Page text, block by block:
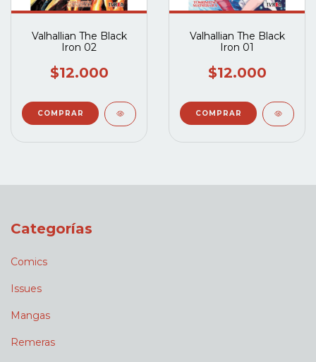
Valhallian The Black
Iron 02
$12.000
Valhallian The Black
Iron 01
$12.000
Categorías
Comics
Issues
Mangas
Remeras